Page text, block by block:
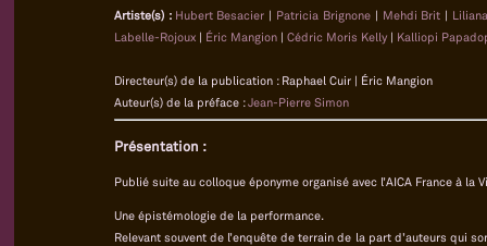
Artiste(s) : Hubert Besacier | Patricia Brignone| Mehdi Brit |
Labelle-Rojoux | Éric Mangion | Cédric Moris Kelly | Kalliopi
Directeur(s) de la publication : Raphael Cuir | Éric Mangion
Auteur(s) de la préface :Jean-Pierre Simon
Présentation :
Publié suite au colloque éponyme organisé avec l’AICA France à la
Une épistémologie de la performance.
Relevant souvent de l’enquête de terrain de la part d’auteurs qui